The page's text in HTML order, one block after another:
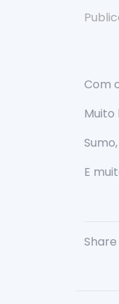
Com
Muito
E
Share